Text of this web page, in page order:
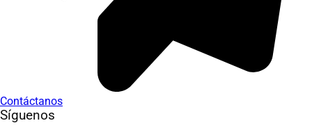
Contáctanos
Síguenos